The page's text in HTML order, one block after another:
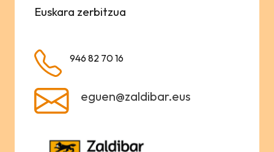
Euskara zerbitzua
946 82 70 16
eguen@zaldibar.eus